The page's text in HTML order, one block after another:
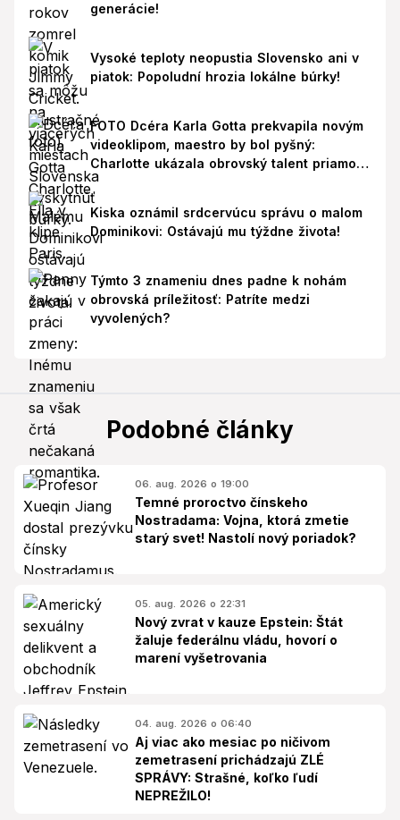
generácie!
Vysoké teploty neopustia Slovensko ani v
piatok: Popoludní hrozia lokálne búrky!
FOTO Dcéra Karla Gotta prekvapila novým
videoklipom, maestro by bol pyšný:
Charlotte ukázala obrovský talent priamo v
Paríži!
Kiska oznámil srdcervúcu správu o malom
Dominikovi: Ostávajú mu týždne života!
Týmto 3 znameniu dnes padne k nohám
obrovská príležitosť: Patríte medzi
vyvolených?
Podobné články
06. aug. 2026 o 19:00
Temné proroctvo čínskeho
Nostradama: Vojna, ktorá zmetie
starý svet! Nastolí nový poriadok?
05. aug. 2026 o 22:31
Nový zvrat v kauze Epstein: Štát
žaluje federálnu vládu, hovorí o
marení vyšetrovania
04. aug. 2026 o 06:40
Aj viac ako mesiac po ničivom
zemetrasení prichádzajú ZLÉ
SPRÁVY: Strašné, koľko ľudí
NEPREŽILO!